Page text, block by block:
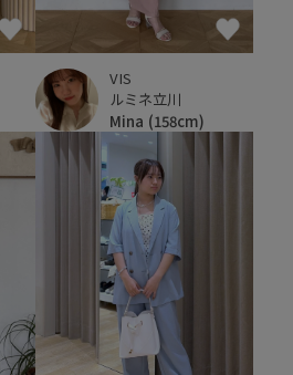
VIS
ルミネ立川
Mina (158cm)